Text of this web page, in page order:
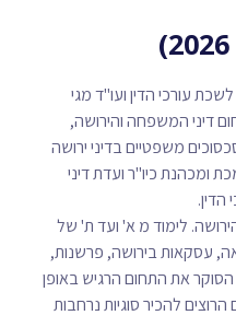
עורכי הדין ועו"ד מגי
דיני המשפחה והירושה,
משפטיים בדיני ירושה
ומכהנת כיו"ר ועדת דיני
לימוד מ א' ועד ת' של
עסקאות בירושה, פרשנות,
את התחום הרגיש באופן
להכיר סוגיות נרחבות